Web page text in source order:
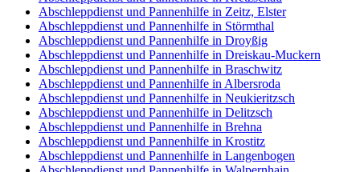
Abschleppdienst und Pannenhilfe in Zeitz, Elster
Abschleppdienst und Pannenhilfe in Störmthal
Abschleppdienst und Pannenhilfe in Droyßig
Abschleppdienst und Pannenhilfe in Dreiskau-Muckern
Abschleppdienst und Pannenhilfe in Braschwitz
Abschleppdienst und Pannenhilfe in Albersroda
Abschleppdienst und Pannenhilfe in Neukieritzsch
Abschleppdienst und Pannenhilfe in Delitzsch
Abschleppdienst und Pannenhilfe in Brehna
Abschleppdienst und Pannenhilfe in Krostitz
Abschleppdienst und Pannenhilfe in Langenbogen